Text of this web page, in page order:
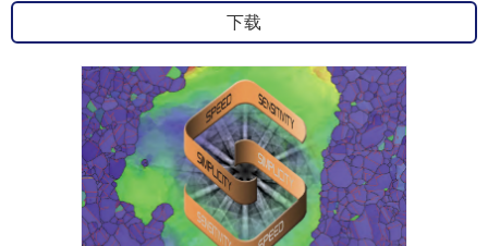
下载